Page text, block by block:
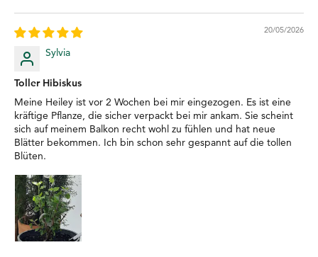
20/05/2026
Sylvia
Toller Hibiskus
Meine Heiley ist vor 2 Wochen bei mir eingezogen. Es ist eine
kräftige Pflanze, die sicher verpackt bei mir ankam. Sie scheint
sich auf meinem Balkon recht wohl zu fühlen und hat neue
Blätter bekommen. Ich bin schon sehr gespannt auf die tollen
Blüten.